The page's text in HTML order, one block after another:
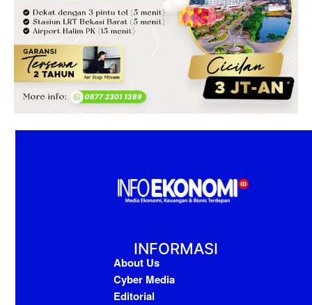
INFORMASI
About Us
Cyber Media
Editorial